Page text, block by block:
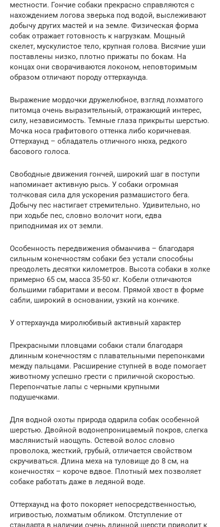
местности. Гончие собаки прекрасно справляются с
нахождением логова зверька под водой, выслеживают
добычу других мастей и на земле. Физическая форма
собак отражает готовность к нагрузкам. Мощный
скелет, мускулистое тело, крупная голова. Висячие уши
поставлены низко, плотно прижаты по бокам. На
концах они сворачиваются локоном, неповторимым
образом отличают породу оттерхаунда.
Выражение мордочки дружелюбное, взгляд лохматого
питомца очень выразительный, отражающий интерес,
силу, независимость. Темные глаза прикрыты шерстью.
Мочка носа графитового оттенка либо коричневая.
Оттерхаунд – обладатель отличного нюха, редкого
басового голоса.
Свободные движения гончей, широкий шаг в поступи
напоминает активную рысь. У собаки огромная
толчковая сила для ускорения размашистого бега.
Добычу пес настигает стремительно. Удивительно, но
при ходьбе пес, словно волочит ноги, едва
приподнимая их от земли.
Особенность передвижения обманчива – благодаря
сильным конечностям собаки без устали способны
преодолеть десятки километров. Высота собаки в холке
примерно 65 см, масса 35-50 кг. Кобели отличаются
большими габаритами и весом. Прямой хвост в форме
сабли, широкий в основании, узкий на кончике.
У оттерхаунда миролюбивый активный характер
Прекрасными пловцами собаки стали благодаря
длинным конечностям с плавательными перепонками
между пальцами. Расширение ступней в воде помогает
животному успешно грести с приличной скоростью.
Перепончатые лапы с черными крупными
подушечками.
Для водной охоты природа одарила собак особенной
шерстью. Двойной водонепроницаемый покров, слегка
маслянистый наощупь. Остевой волос словно
проволока, жесткий, грубый, отличается свойством
скручиваться. Длина меха на туловище до 8 см, на
конечностях – короче вдвое. Плотный мех позволяет
собаке работать даже в ледяной воде.
Оттерхаунд на фото покоряет непосредственностью,
игривостью, лохматым обликом. Отступление от
стандарта в наличии очень длинной шерсти приводит к